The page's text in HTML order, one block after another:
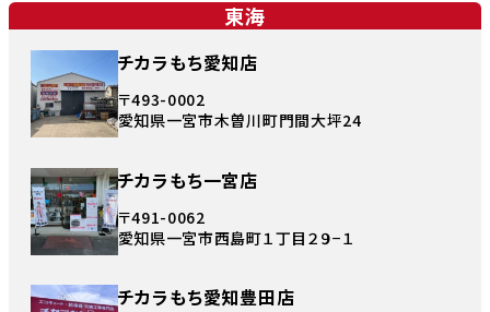
東海
チカラもち愛知店
〒493-0002
愛知県一宮市木曽川町門間大坪24
チカラもち一宮店
〒491-0062
愛知県一宮市西島町１丁目２９−１
チカラもち愛知豊田店